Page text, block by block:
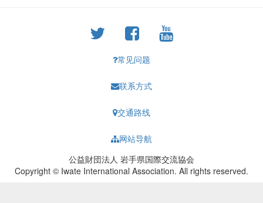
常见问题
联系方式
交通路线
网站导航
公益財団法人 岩手県国際交流協会
Copyright © Iwate International Association. All rights reserved.